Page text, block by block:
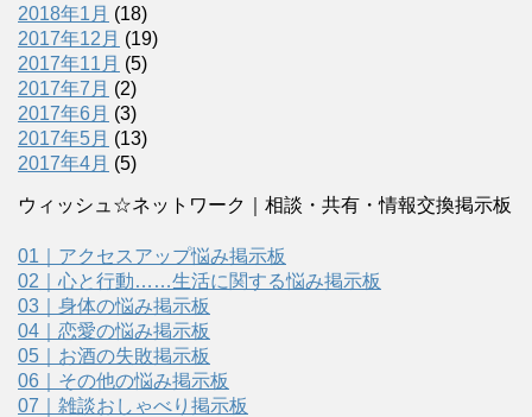
2018年1月 (18)
2017年12月 (19)
2017年11月 (5)
2017年7月 (2)
2017年6月 (3)
2017年5月 (13)
2017年4月 (5)
ウィッシュ☆ネットワーク｜相談・共有・情報交換掲示板
01｜アクセスアップ悩み掲示板
02｜心と行動……生活に関する悩み掲示板
03｜身体の悩み掲示板
04｜恋愛の悩み掲示板
05｜お酒の失敗掲示板
06｜その他の悩み掲示板
07｜雑談おしゃべり掲示板